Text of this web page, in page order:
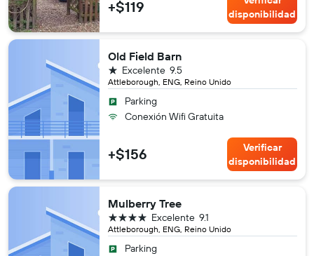
+$119
disponibilidad
Old Field Barn
Attleborough, ENG, Reino Unido
9.5
Excelente
1 estrella
Parking
Conexión Wifi Gratuita
+$156
Verificar
disponibilidad
Mulberry Tree
Attleborough, ENG, Reino Unido
9.1
Excelente
4 estrellas
Parking